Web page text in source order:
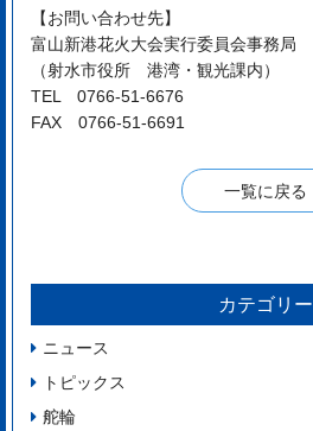
【お問い合わせ先】
富山新港花火大会実行委員会事務局
（射水市役所 港湾・観光課内）
TEL 0766-51-6676
FAX 0766-51-6691
一覧に戻る
カテゴリー
ニュース
トピックス
舵輪